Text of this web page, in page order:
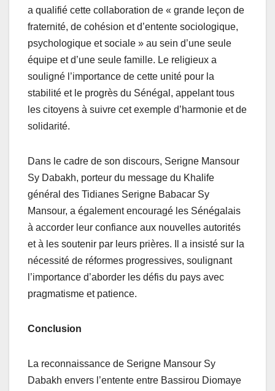
a qualifié cette collaboration de « grande leçon de
fraternité, de cohésion et d’entente sociologique,
psychologique et sociale » au sein d’une seule
équipe et d’une seule famille. Le religieux a
souligné l’importance de cette unité pour la
stabilité et le progrès du Sénégal, appelant tous
les citoyens à suivre cet exemple d’harmonie et de
solidarité.
Dans le cadre de son discours, Serigne Mansour
Sy Dabakh, porteur du message du Khalife
général des Tidianes Serigne Babacar Sy
Mansour, a également encouragé les Sénégalais
à accorder leur confiance aux nouvelles autorités
et à les soutenir par leurs prières. Il a insisté sur la
nécessité de réformes progressives, soulignant
l’importance d’aborder les défis du pays avec
pragmatisme et patience.
Conclusion
La reconnaissance de Serigne Mansour Sy
Dabakh envers l’entente entre Bassirou Diomaye